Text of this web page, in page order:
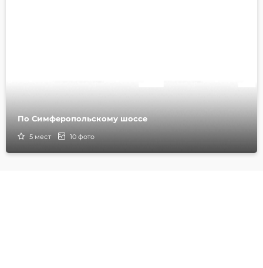
По Симферопольскому шоссе
5 мест 10 фото